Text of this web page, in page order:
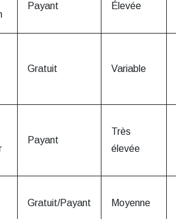
Payant Élevée
Gratuit Variable
Payant
Très
élevée
Gratuit/Payant Moyenne